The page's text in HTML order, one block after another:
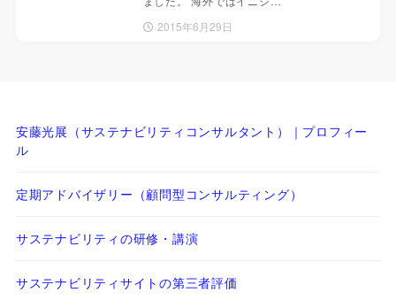
2015年6月29日
安藤光展（サステナビリティコンサルタント）｜プロフィー
ル
定期アドバイザリー（顧問型コンサルティング）
サステナビリティの研修・講演
サステナビリティサイトの第三者評価